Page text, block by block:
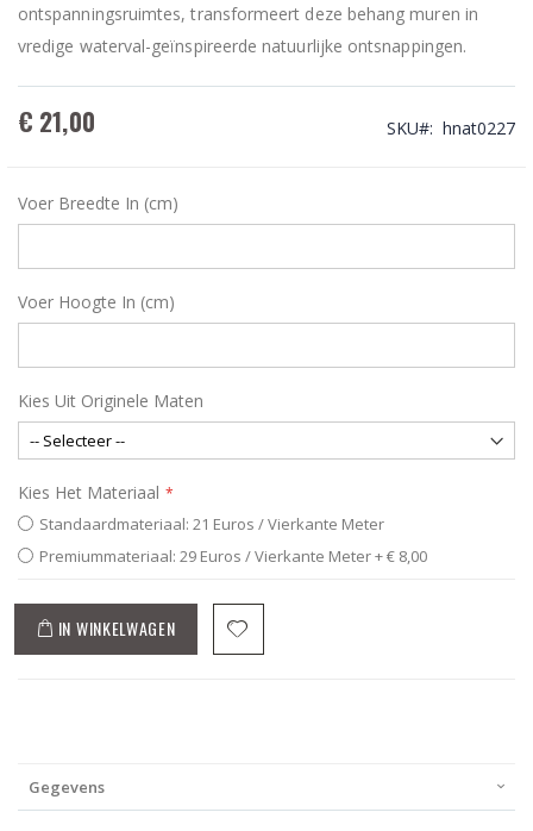
ontspanningsruimtes, transformeert deze behang muren in
vredige waterval-geïnspireerde natuurlijke ontsnappingen.
€ 21,00 SKU hnat0227
Voer Breedte In (cm)
Voer Hoogte In (cm)
Kies Uit Originele Maten
Kies Het Materiaal
Standaardmateriaal: 21 Euros / Vierkante Meter
Premiummateriaal: 29 Euros / Vierkante Meter+€ 8,00
IN WINKELWAGEN
Gegevens